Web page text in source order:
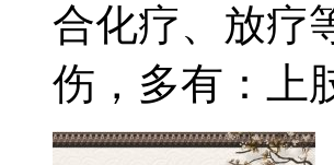
合化疗、放疗
伤，多有：上